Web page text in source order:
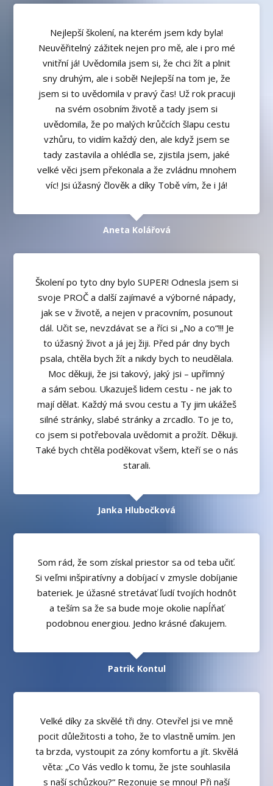
Nejlepší školení, na kterém jsem kdy byla!
Neuvěřitelný zážitek nejen pro mě, ale i pro mé
vnitřní já! Uvědomila jsem si, že chci žít a plnit
sny druhým, ale i sobě! Nejlepší na tom je, že
jsem si to uvědomila v pravý čas! Už rok pracuji
na svém osobním životě a tady jsem si
uvědomila, že po malých krůčcích šlapu cestu
vzhůru, to vidím každý den, ale když jsem se
tady zastavila a ohlédla se, zjistila jsem, jaké
velké věci jsem překonala a že zvládnu mnohem
víc! Jsi úžasný člověk a díky Tobě vím, že i Já!
Aneta Kolářová
Školení po tyto dny bylo SUPER! Odnesla jsem si
svoje PROČ a další zajímavé a výborné nápady,
jak se v životě, a nejen v pracovním, posunout
dál. Učit se, nevzdávat se a říci si „No a co“!!! Je
to úžasný život a já jej žiji. Před pár dny bych
psala, chtěla bych žít a nikdy bych to neudělala.
Moc děkuji, že jsi takový, jaký jsi – upřímný
a sám sebou. Ukazuješ lidem cestu - ne jak to
mají dělat. Každý má svou cestu a Ty jim ukážeš
silné stránky, slabé stránky a zrcadlo. To je to,
co jsem si potřebovala uvědomit a prožít. Děkuji.
Také bych chtěla poděkovat všem, kteří se o nás
starali.
Janka Hlubočková
Som rád, že som získal priestor sa od teba učiť.
Si veľmi inšpiratívny a dobíjací v zmysle dobíjanie
bateriek. Je úžasné stretávať ľudí tvojích hodnôt
a teším sa že sa bude moje okolie napĺňať
podobnou energiou. Jedno krásné ďakujem.
Patrik Kontul
Velké díky za skvělé tři dny. Otevřel jsi ve mně
pocit důležitosti a toho, že to vlastně umím. Jen
ta brzda, vystoupit za zóny komfortu a jít. Skvělá
věta: „Co Vás vedlo k tomu, že jste souhlasila
s naší schůzkou?“ Rezonuje se mnou! Při naší